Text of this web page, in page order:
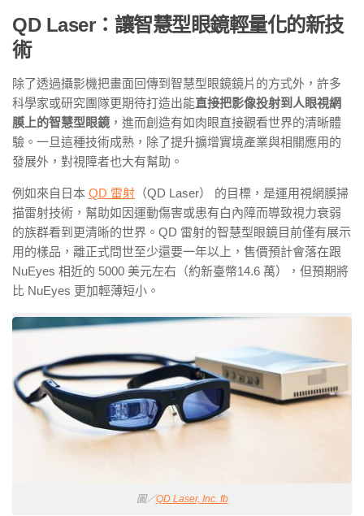
QD Laser：讓智慧型眼鏡輕量化的新技
術
除了透過攝影機把畫面回傳到智慧型眼鏡鏡片的方式外，許多
科學家或研究團隊更期待打造出能直接把影像投射到人眼視網
膜上的智慧型眼鏡 ，進而創造有如肉眼直接觀看世界的清晰體
驗。一旦這種技術成熟，除了提升擴增實境產業與相關應用的
發展外，對視障者也大有幫助。
例如來自日本 QD 雷射 （QD Laser） 的目標，是運用視網膜掃
描雷射技術，幫助如因運動傷害或患有白內障而導致視力衰弱
的族群看到更清晰的世界。 QD 雷射的智慧型眼鏡目前僅有展示
用的樣品，離正式問世至少還要一年以上，售價預計會落在跟
NuEyes 相近的 5000 美元左右（約新臺幣14.6 萬），但預期將
比 NuEyes 更加輕薄短小。
圖／QD Laser, Inc. fb